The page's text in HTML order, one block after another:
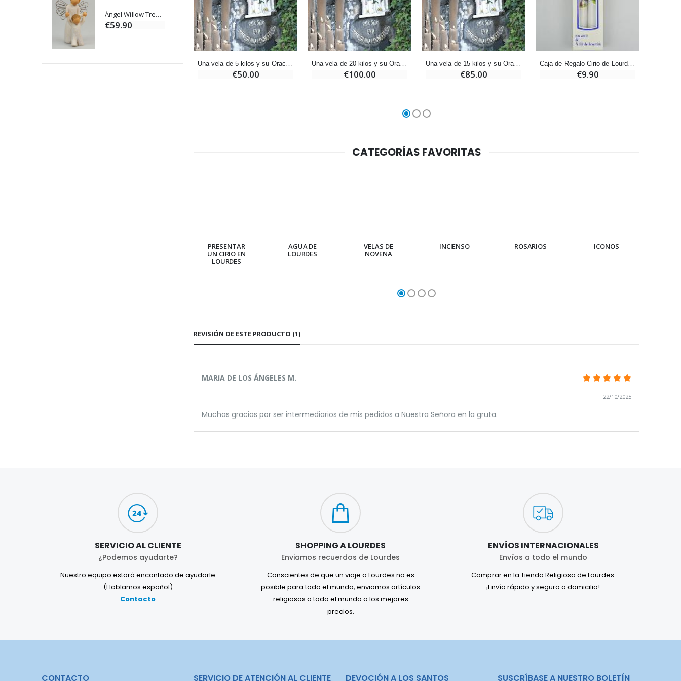
Ángel Willow Tree - Ángel de la Guarda Protector (Guardian Angel) - 14 cm
€59.90
6 Velas de Oración Color Blanco
€6.00 €59.90 €6.00
Una vela de 5 kilos y su Oración depositada en Lourdes
€50.00
Una vela de 20 kilos y su Oración depositada en Lourdes
€100.00
Una vela de 15 kilos y su Oración depositada en Lourdes
€85.00
Caja de Regalo Cirio de Lourdes con Oración de Lourdes
€9.90
CATEGORÍAS FAVORITAS
PRESENTAR
UN CIRIO EN
LOURDES
AGUA DE
LOURDES
VELAS DE
NOVENA
INCIENSO ROSARIOS ICONOS
REVISIÓN DE ESTE PRODUCTO (1)
MARíA DE LOS ÁNGELES M.
22/10/2025
Muchas gracias por ser intermediarios de mis pedidos a Nuestra Señora en la gruta.
SERVICIO AL CLIENTE
¿Podemos ayudarte?
Nuestro equipo estará encantado de ayudarle
(Hablamos español)
Contacto
SHOPPING A LOURDES
Enviamos recuerdos de Lourdes
Conscientes de que un viaje a Lourdes no es
posible para todo el mundo, enviamos artículos
religiosos a todo el mundo a los mejores
precios.
ENVÍOS INTERNACIONALES
Envíos a todo el mundo
Comprar en la Tienda Religiosa de Lourdes.
¡Envío rápido y seguro a domicilio!
CONTACTO SERVICIO DE ATENCIÓN AL CLIENTE DEVOCIÓN A LOS SANTOS SUSCRÍBASE A NUESTRO BOLETÍN